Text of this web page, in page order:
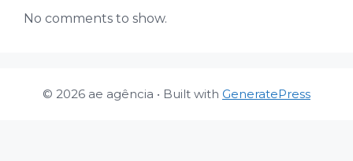
No comments to show.
© 2026 ae agência • Built with GeneratePress